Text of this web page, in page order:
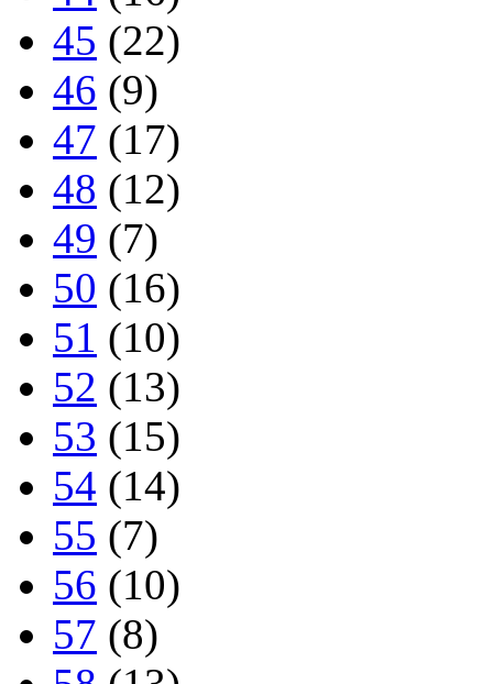
45 (22)
46 (9)
47 (17)
48 (12)
49 (7)
50 (16)
51 (10)
52 (13)
53 (15)
54 (14)
55 (7)
56 (10)
57 (8)